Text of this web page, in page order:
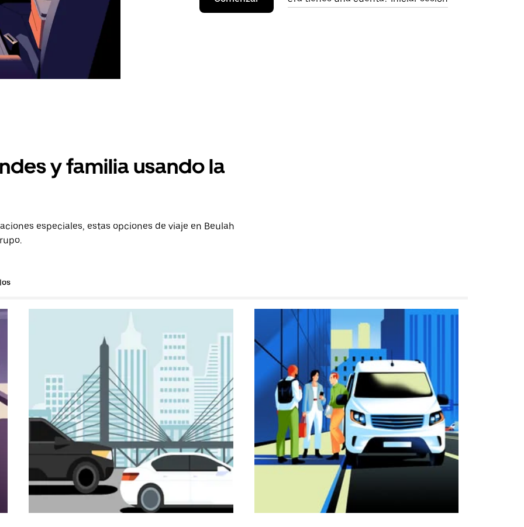
y familia usando la
especiales, estas opciones de viaje en Beulah